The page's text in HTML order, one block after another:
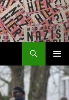
MENÜ
Springe
zum
Inhalt